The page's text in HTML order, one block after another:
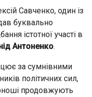
Савченко, один із
буквально
істотної участі в
Антоненко.
за сумнівними
політичних сил,
продовжують